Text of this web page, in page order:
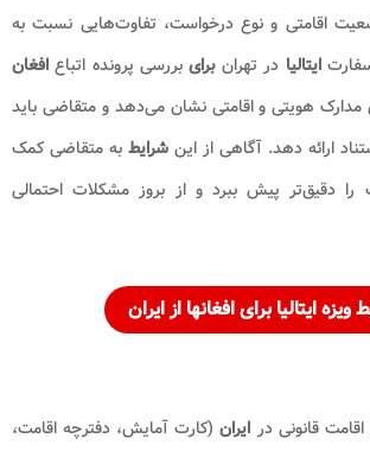
اقامتی و نوع درخواست، تفاوت‌هایی نسبت به
سفارتایتالیا در تهرانبرای بررسی پرونده اتباع افغان
هویتی و اقامتی نشان می‌دهد و متقاضی باید
ارائه دهد. آگاهی از این شرایط به متقاضی کمک
دقیق‌تر پیش ببرد و از بروز مشکلات احتمالی
ویزه ایتالیا برای افغانها از ایران
قانونی در ایران (کارت آمایش، دفترچه اقامت،